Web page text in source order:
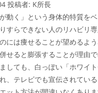
投稿者: K所長
が動く」という身体的特質
すらできない人のリハビリ
には痩せることが望めるよ
せると膨張することが理由
しても、白っぽい「ホワイ
、テレビでも宣伝されてい